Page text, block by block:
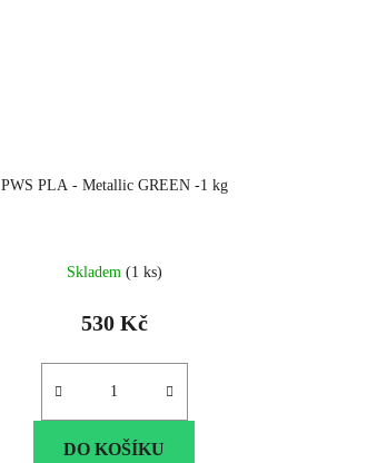
PWS PLA - Metallic GREEN -1 kg
Skladem (1 ks)
530 Kč
DO KOŠÍKU